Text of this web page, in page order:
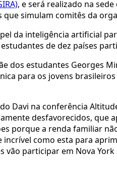
, e será realizado na
simulam comitês da
da inteligência artificial
de dez países
dos estudantes Georges
para os jovens
Davi na conferência
desfavorecidos, que
porque a renda familiar
como esta para
vão participar em Nova